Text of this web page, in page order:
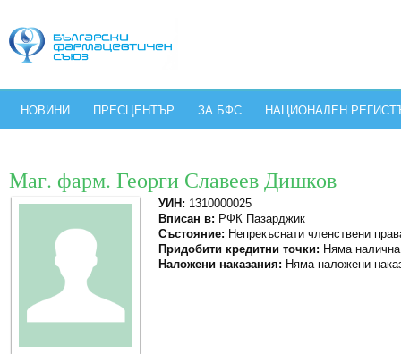
НОВИНИ ПРЕСЦЕНТЪР ЗА БФС НАЦИОНАЛЕН
Маг. фарм. Георги Славеев Дишков
УИН: 1310000025
Вписан в: РФК Пазарджик
Състояние: Непрекъснати членствени
Придобити кредитни точки: Няма
Наложени наказания: Няма наложени